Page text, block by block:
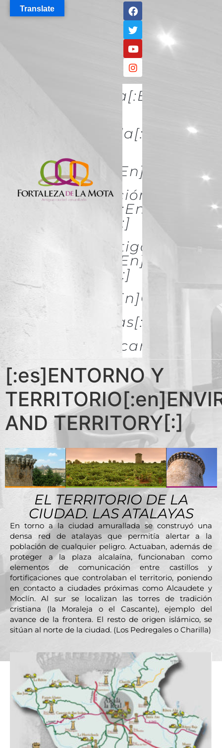
[:es]Conócela[:en]KNOW
[:es]Conservación Y
& Restoration[:]
[:es]Investigación Y
Difusión[:en]Research
& Spread[:]
Descargas
[:es]ENTORNO Y
AND TERRITORY[:]
EL TERRITORIO DE LA
CIUDAD. LAS ATALAYAS
En torno a la ciudad amurallada se construyó una
densa red de atalayas que permitía alertar a la
población de cualquier peligro. Actuaban, además de
proteger a la plaza alcalaína, funcionaban como
elementos de comunicación entre castillos y
fortificaciones que controlaban el territorio, poniendo
en contacto a ciudades próximas como Alcaudete y
Moclín. Al sur se localizan las torres de tradición
cristiana (la Moraleja o el Cascante), ejemplo del
avance de la frontera. El resto de origen islámico, se
sitúan al norte de la ciudad. (Los Pedregales o Charilla)
Translate